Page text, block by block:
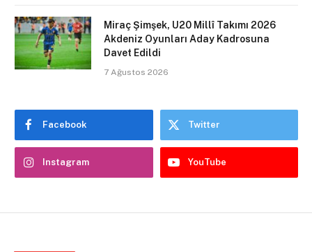
Miraç Şimşek, U20 Millî Takımı 2026
Akdeniz Oyunları Aday Kadrosuna
Davet Edildi
7 Ağustos 2026
Facebook Twitter
Instagram YouTube